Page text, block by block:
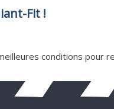
Fit !
conditions pour